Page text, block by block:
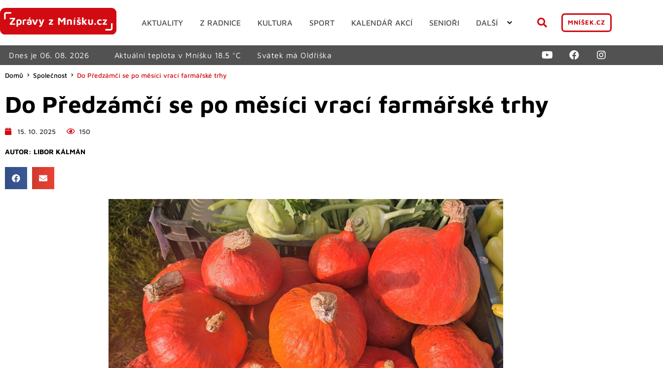
AKTUALITY Z RADNICE KULTURA SPORT KALENDÁŘ AKCÍ SENIOŘI DALŠÍ MNÍŠEK.CZ
Dnes je 06. 08. 2026 Aktuální teplota v Mníšku 18.5 °C Svátek má Oldřiška
Domů Společnost Do Předzámčí se po měsíci vrací farmářské trhy
Do Předzámčí se po měsíci vrací farmářské trhy
15. 10. 2025 150
AUTOR: LIBOR KÁLMÁN